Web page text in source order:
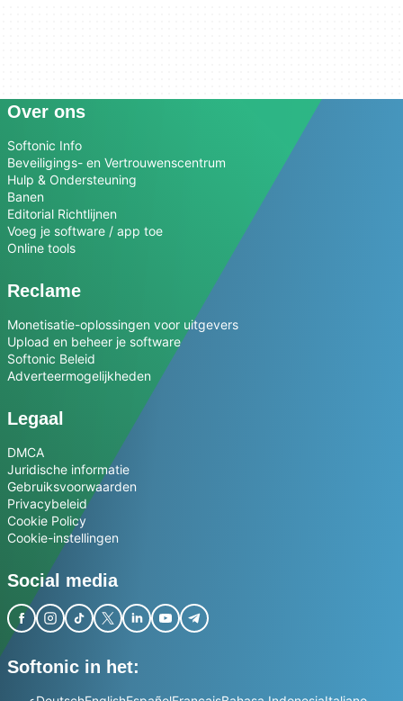
Over ons
Softonic Info
Beveiligings- en Vertrouwenscentrum
Hulp & Ondersteuning
Banen
Editorial Richtlijnen
Voeg je software / app toe
Online tools
Reclame
Monetisatie-oplossingen voor uitgevers
Upload en beheer je software
Softonic Beleid
Adverteermogelijkheden
Legaal
DMCA
Juridische informatie
Gebruiksvoorwaarden
Privacybeleid
Cookie Policy
Cookie-instellingen
Social media
Softonic in het: